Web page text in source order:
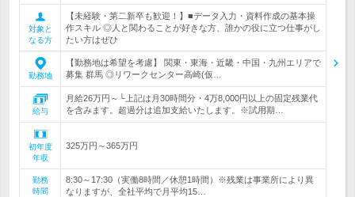
対象と
なる方
【未経験・第二新卒も歓迎！】■データ入力・資料作成の基本操
作スキル ◎人と関わることが好きな方、誰かの役に立つ仕事がし
たい方はぜひ
勤務地
【勤務地は希望を考慮】 関東・東海・近畿・中国・九州エリアで
募集 群馬 ◎リワークセンター高崎(仮…
給与
月給26万円～└上記は月30時間分・4万8,000円以上の固定残業代
を含みます。超過分は追加支給いたします。※試用期…
初年度
年収
325万円～365万円
勤務
時間
8:30～17:30（実働8時間／休憩1時間）※残業は事業所により異
なりますが、全社平均で月平均15…